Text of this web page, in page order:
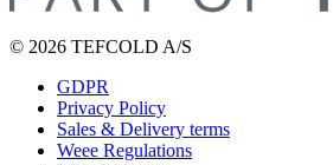
© 2026 TEFCOLD A/S
GDPR
Privacy Policy
Sales & Delivery terms
Weee Regulations